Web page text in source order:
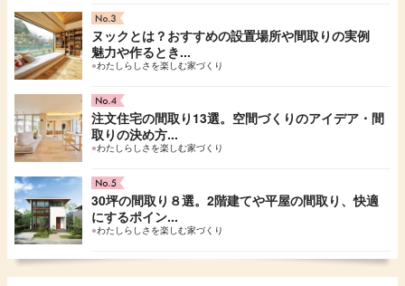
ヌックとは？おすすめの設置場所や間取りの実例
魅力や作るとき...
●わたしらしさを楽しむ家づくり
注文住宅の間取り13選。空間づくりのアイデア・間
取りの決め方...
●わたしらしさを楽しむ家づくり
30坪の間取り８選。2階建てや平屋の間取り、快適
にするポイン...
●わたしらしさを楽しむ家づくり